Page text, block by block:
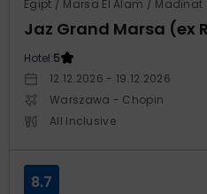
Hotel:5
12.12.2026 - 19.12.2026
Warszawa - Chopin
All Inclusive
8.7